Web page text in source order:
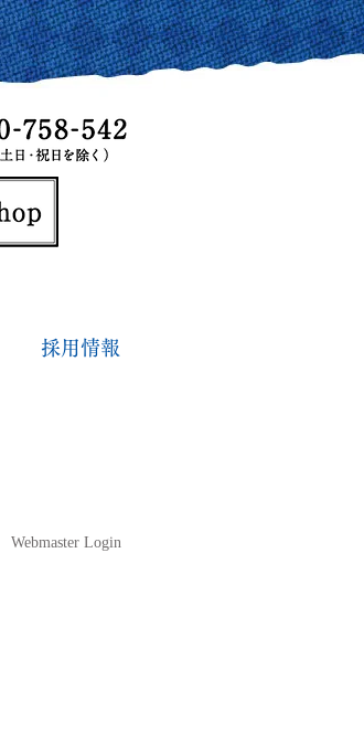
採用情報
Webmaster Login